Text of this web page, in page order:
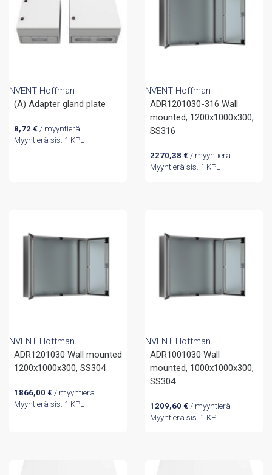
NVENT Hoffman
(A) Adapter gland plate
8,72 €/ myyntierä
Myyntierä sis. 1 KPL
NVENT Hoffman
ADR1201030-316 Wall
mounted, 1200x1000x300,
SS316
2270,38 €/ myyntierä
Myyntierä sis. 1 KPL
NVENT Hoffman
ADR1201030 Wall mounted
1200x1000x300, SS304
1866,00 €/ myyntierä
Myyntierä sis. 1 KPL
NVENT Hoffman
ADR1001030 Wall
mounted, 1000x1000x300,
SS304
1209,60 €/ myyntierä
Myyntierä sis. 1 KPL